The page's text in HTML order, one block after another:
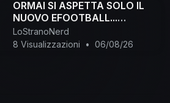
lost....ranonerd_18/?
Viola:
lostranonerd18
ORMAI SI ASPETTA SOLO IL
NUOVO EFOOTBALL...
#efootball
LoStranoNerd
8 Visualizzazioni
• 06/08/26